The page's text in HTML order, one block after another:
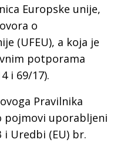
Europske unije,
o
(UFEU), a koja je
potporama
i 69/17).
Pravilnika
pojmovi uporabljeni
i Uredbi (EU) br.